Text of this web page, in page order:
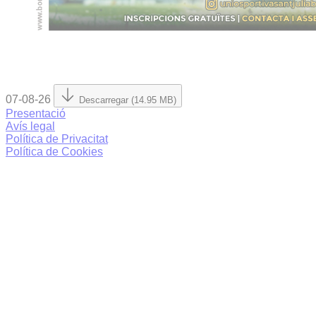
07-08-26 Descarregar (14.95 MB)
Presentació
Avís legal
Política de Privacitat
Política de Cookies